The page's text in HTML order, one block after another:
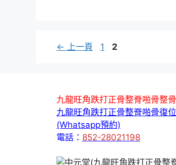
← 上一頁
頁
1
頁
2
九龍旺角跌打正骨整脊啪骨整
九龍旺角跌打正骨整脊啪骨復
(Whatsapp預約)
電話： 852-28021198